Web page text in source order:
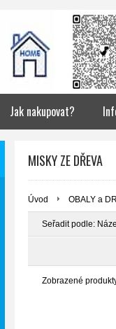
Jak nakupovat?
MISKY ZE DŘEVA
Úvod OBALY a
Seřadit podle:
Zobrazené